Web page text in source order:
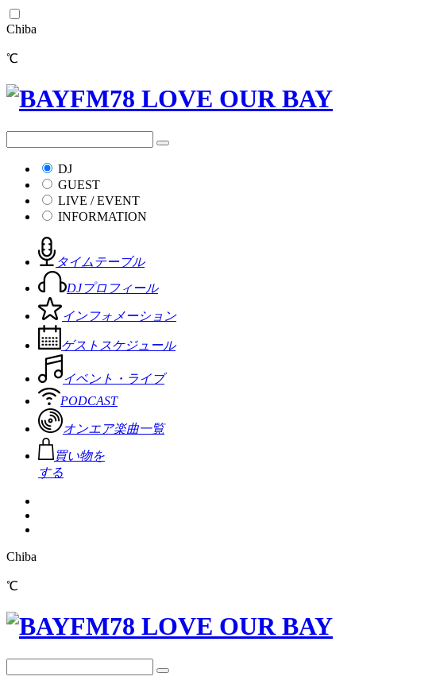
Chiba
℃
DJ
GUEST
LIVE / EVENT
INFORMATION
タイムテーブル
DJプロフィール
インフォメーション
ゲストスケジュール
イベント・ライブ
PODCAST
オンエア楽曲一覧
買い物を
する
Chiba
℃